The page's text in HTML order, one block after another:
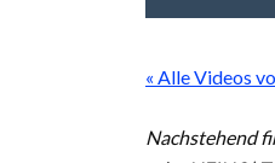
« Alle Videos
Nachstehend